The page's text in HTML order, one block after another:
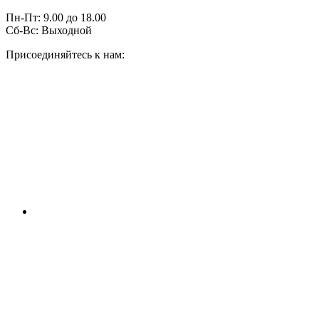
Пн-Пт: 9.00 до 18.00
Сб-Вс: Выходной
Присоединяйтесь к нам: